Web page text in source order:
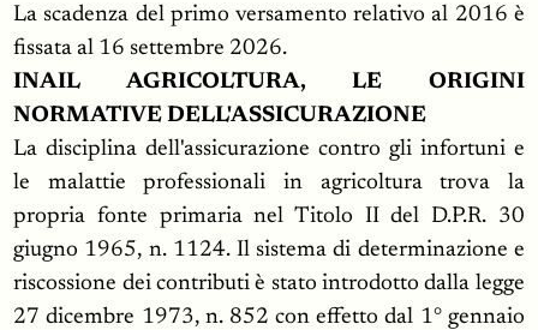
La scadenza del primo versamento relativo al 2016 è
fissata al 16 settembre 2026.
INAIL AGRICOLTURA, LE ORIGINI
NORMATIVE DELL'ASSICURAZIONE
La disciplina dell'assicurazione contro gli infortuni e
le malattie professionali in agricoltura trova la
propria fonte primaria nel Titolo II del D.P.R. 30
giugno 1965, n. 1124. Il sistema di determinazione e
riscossione dei contributi è stato introdotto dalla legge
27 dicembre 1973, n. 852 con effetto dal 1° gennaio